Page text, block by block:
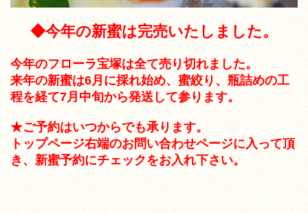
◆今年の新蜜は完売いたしました。
今年のフローラ宝塚は全て売り切れました。
来年の新蜜は6月に採れ始め、蜜絞り、瓶詰めの工
程を経て7月中旬から発送して参ります。
★ご予約はいつからでも承ります。
トップページ右端のお問い合わせページに入って頂
き、新蜜予約にチェックをお入れ下さい。